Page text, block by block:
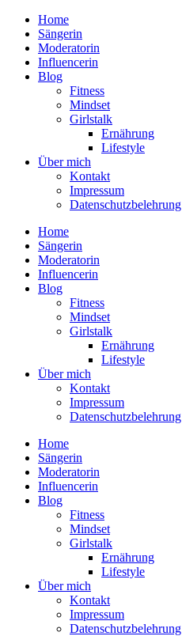
Home
Sängerin
Moderatorin
Influencerin
Blog
Fitness
Mindset
Girlstalk
Ernährung
Lifestyle
Über mich
Kontakt
Impressum
Datenschutzbelehrung
Home
Sängerin
Moderatorin
Influencerin
Blog
Fitness
Mindset
Girlstalk
Ernährung
Lifestyle
Über mich
Kontakt
Impressum
Datenschutzbelehrung
Home
Sängerin
Moderatorin
Influencerin
Blog
Fitness
Mindset
Girlstalk
Ernährung
Lifestyle
Über mich
Kontakt
Impressum
Datenschutzbelehrung